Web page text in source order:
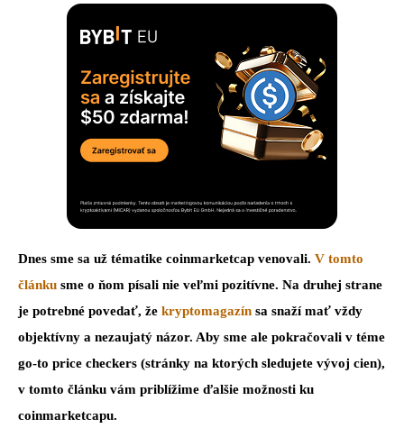
Dnes sme sa už tématike coinmarketcap venovali. V tomto
článku sme o ňom písali nie veľmi pozitívne. Na druhej strane
je potrebné povedať, že kryptomagazín sa snaží mať vždy
objektívny a nezaujatý názor. Aby sme ale pokračovali v téme
go-to price checkers (stránky na ktorých sledujete vývoj cien),
v tomto článku vám priblížime ďalšie možnosti ku
coinmarketcapu.